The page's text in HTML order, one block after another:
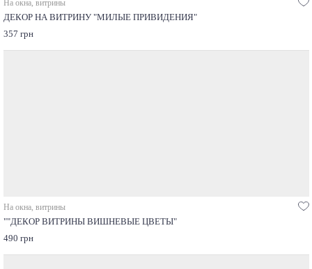
На окна, витрины
ДЕКОР НА ВИТРИНУ "МИЛЫЕ ПРИВИДЕНИЯ"
357 грн
На окна, витрины
""ДЕКОР ВИТРИНЫ ВИШНЕВЫЕ ЦВЕТЫ"
490 грн